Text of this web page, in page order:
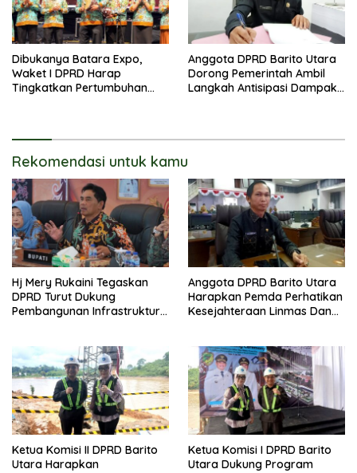
Dibukanya Batara Expo,
Waket I DPRD Harap
Tingkatkan Pertumbuhan
Anggota DPRD Barito Utara
Dorong Pemerintah Ambil
Langkah Antisipasi Dampak
Rekomendasi untuk kamu
Hj Mery Rukaini Tegaskan
DPRD Turut Dukung
Pembangunan Infrastruktur
Anggota DPRD Barito Utara
Harapkan Pemda Perhatikan
Kesejahteraan Linmas Dan
Ketua Komisi II DPRD Barito
Utara Harapkan
Ketua Komisi I DPRD Barito
Utara Dukung Program